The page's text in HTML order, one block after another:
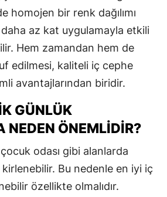
homojen bir renk dağılımı
az kat uygulamayla etkili
Hem zamandan hem de
edilmesi, kaliteli iç cephe
avantajlarından biridir.
GÜNLÜK
NEDEN ÖNEMLIDIR?
odası gibi alanlarda
Bu nedenle en iyi iç
özellikte olmalıdır.